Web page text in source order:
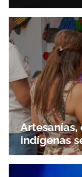
indígenas